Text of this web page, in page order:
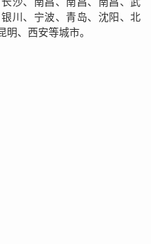
川、宁波、青岛、沈阳、北
、西安等城市。